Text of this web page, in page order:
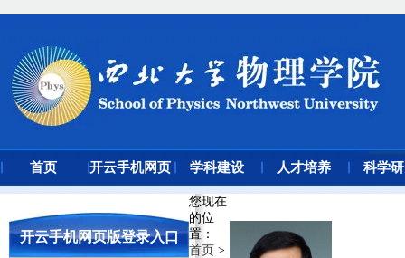
开云手机网页版登录入口
您现在
的位
置 ：
首页 >
首页 开云手机网页 学科建设 人才培养 科学